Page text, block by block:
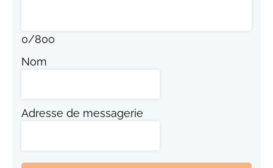
0/800
Nom
Adresse de messagerie